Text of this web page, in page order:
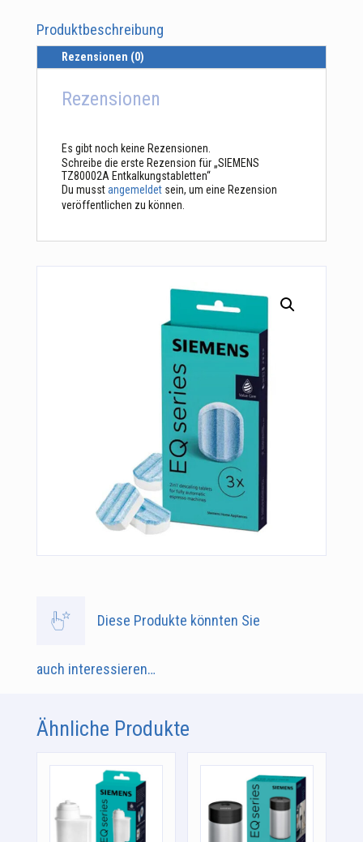
Produktbeschreibung
Rezensionen (0)
Rezensionen
Es gibt noch keine Rezensionen.
Schreibe die erste Rezension für „SIEMENS
TZ80002A Entkalkungstabletten“
Du musstangemeldetsein, um eine Rezension
veröffentlichen zu können.
Diese Produkte könnten Sie
auch interessieren…
Ähnliche Produkte